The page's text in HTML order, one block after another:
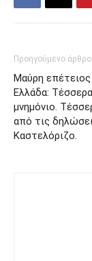
Προηγούμενο άρθρο
Μαύρη επέτειος
Ελλάδα:
μνημόνιο.
από τις
Καστελόριζο.